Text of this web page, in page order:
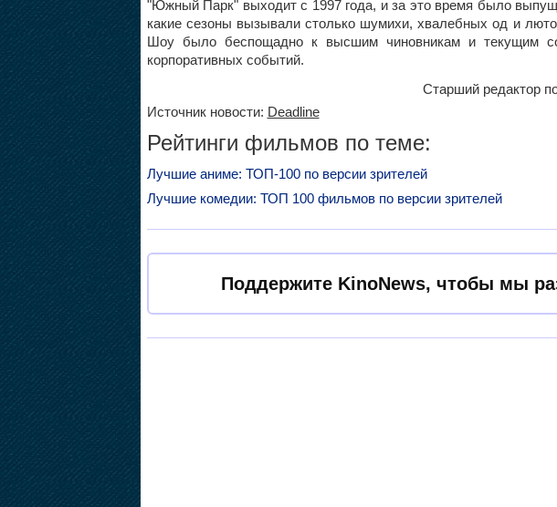
"Южный Парк" выходит с 1997 года, и за это время было
какие сезоны вызывали столько шумихи, хвалебных од и
Шоу было беспощадно к высшим чиновникам и текущим
корпоративных событий.
Старший редактор
Источник новости: Deadline
Рейтинги фильмов по теме:
Лучшие аниме: ТОП-100 по версии зрителей
Лучшие комедии: ТОП 100 фильмов по версии зрителей
Поддержите KinoNews, чтобы мы